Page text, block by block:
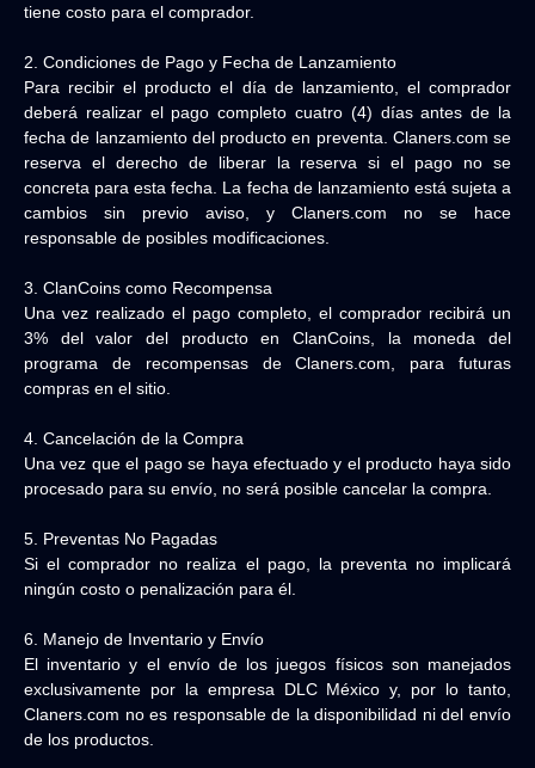
tiene costo para el comprador.
2. Condiciones de Pago y Fecha de Lanzamiento
Para recibir el producto el día de lanzamiento, el comprador
deberá realizar el pago completo cuatro (4) días antes de la
fecha de lanzamiento del producto en preventa. Claners.com se
reserva el derecho de liberar la reserva si el pago no se
concreta para esta fecha. La fecha de lanzamiento está sujeta a
cambios sin previo aviso, y Claners.com no se hace
responsable de posibles modificaciones.
3. ClanCoins como Recompensa
Una vez realizado el pago completo, el comprador recibirá un
3% del valor del producto en ClanCoins, la moneda del
programa de recompensas de Claners.com, para futuras
compras en el sitio.
4. Cancelación de la Compra
Una vez que el pago se haya efectuado y el producto haya sido
procesado para su envío, no será posible cancelar la compra.
5. Preventas No Pagadas
Si el comprador no realiza el pago, la preventa no implicará
ningún costo o penalización para él.
6. Manejo de Inventario y Envío
El inventario y el envío de los juegos físicos son manejados
exclusivamente por la empresa DLC México y, por lo tanto,
Claners.com no es responsable de la disponibilidad ni del envío
de los productos.